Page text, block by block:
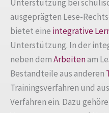
Unterstützung bei
ausgeprägten Lese-
bietet eine integrative
Unterstützung. In der
neben demArbeitenam
Bestandteile aus anderen
Trainingsverfahren und
Verfahren ein. Dazu